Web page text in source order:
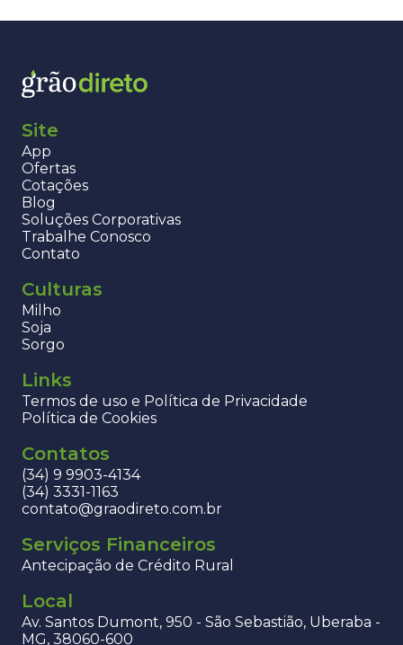
Site
App
Ofertas
Cotações
Blog
Soluções Corporativas
Trabalhe Conosco
Contato
Culturas
Milho
Soja
Sorgo
Links
Termos de uso e Política de Privacidade
Política de Cookies
Contatos
(34) 9 9903-4134
(34) 3331-1163
contato@graodireto.com.br
Serviços Financeiros
Antecipação de Crédito Rural
Local
Av. Santos Dumont, 950 - São Sebastião, Uberaba -
MG, 38060-600